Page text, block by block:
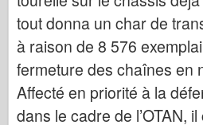
Tamiya
Trubaи
Zvezda
Albumi-Fotografije
tout donna un char de
à raison de 8 576
fermeture des chaînes en
Affecté en priorité à la
dans le cadre de l’OTAN,